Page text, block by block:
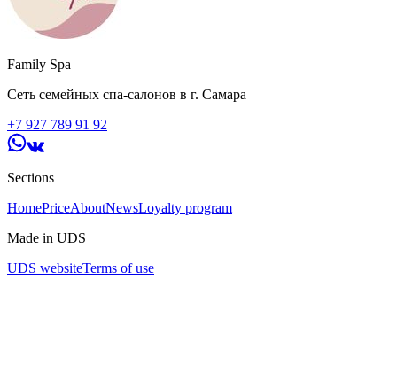
Family Spa
Сеть семейных спа-салонов в г. Самара
+7 927 789 91 92
Sections
HomePriceAboutNewsLoyalty program
Made in UDS
UDS websiteTerms of use